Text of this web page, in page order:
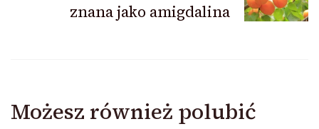
znana jako amigdalina
Możesz również polubić